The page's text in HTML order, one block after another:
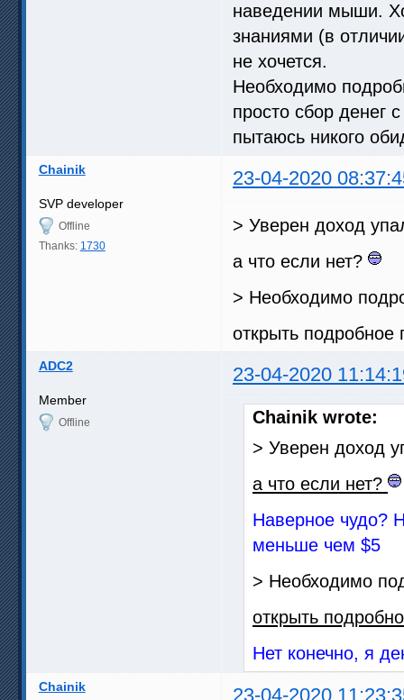
наведении мыши.
знаниями (в
не хочется.
Необходимо
просто сбор денег
пытаюсь никого
Chainik 23-04-2020
SVP developer
Offline
Thanks: 1730
> Уверен доход
а что если нет?
> Необходимо
открыть подробное
ADC2 23-04-2020
Member
Offline
Chainik wrote:
> Уверен доход
а что если нет?
Наверное чудо?
меньше чем $5
> Необходимо
открыть
Нет конечно, я
Chainik 23-04-2020